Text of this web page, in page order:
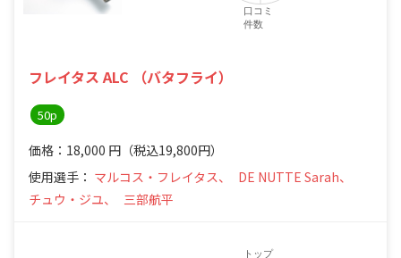
フレイタス ALC （バタフライ）
50p
価格：18,000 円 （税込19,800円）
使用選手： マルコス・フレイタス、
DE NUTTE Sarah、
チュウ・ジユ、
三部航平
口コミ
件数
トップ